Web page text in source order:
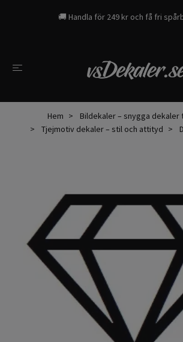
🚚 Handla för 249 kr och få fri
Hem
Bildekaler – snygga dekaler
Tjejmotiv dekaler – stil och attityd